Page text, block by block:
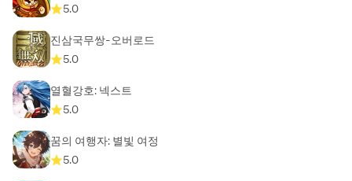
5.0
진삼국무쌍-오버로드
5.0
열혈강호: 넥스트
5.0
꿈의 여행자: 별빛 여정
5.0